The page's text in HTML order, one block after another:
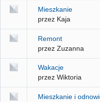
Mieszkanie
przez Kaja
Remont
przez Zuzanna
Wakacje
przez Wiktoria
Mieszkanie i